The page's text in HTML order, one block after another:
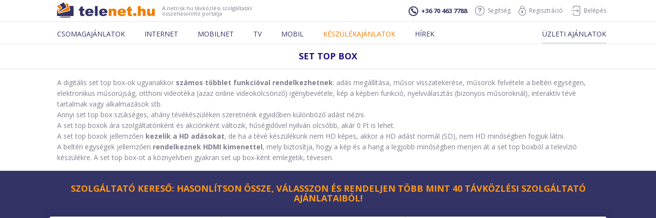
A netrisk.hu távközlési szolgáltatás
összehasonlító portálja +36 70 463 7788 Segítség Regisztráció Belépés
CSOMAGAJÁNLATOK INTERNET MOBILNET TV MOBIL KÉSZÜLÉKAJÁNLATOK HÍREK ÜZLETI AJÁNLATOK
SET TOP BOX
A digitális set top box-ok ugyanakkor számos többlet funkcióval rendelkezhetnek: adás megállítása, műsor visszatekerése, műsorok felvétele a beltéri egységen,
elektronikus műsorújság, otthoni videotéka (azaz online videokölcsönző) igénybevétele, kép a képben funkció, nyelvválasztás (bizonyos műsoroknál), interaktív tévé
tartalmak vagy alkalmazások stb.
Annyi set top box szükséges, ahány tévékészüléken szeretnénk egyidőben különböző adást nézni.
A set top boxok ára szolgáltatónként és akciónként változik, hűségidővel nyilván olcsóbb, akár 0 Ft is lehet.
A set top boxok jellemzően kezelik a HD adásokat, de ha a tévé készülékünk nem HD képes, akkor a HD adást normál (SD), nem HD minőségben fogjuk látni.
A beltéri egységek jellemzően rendelkeznek HDMI kimenettel, mely biztosítja, hogy a kép és a hang a legjobb minőségben menjen át a set top boxból a televízió
készülékre. A set top box-ot a köznyelvben gyakran set up box-ként emlegetik, tévesen.
SZOLGÁLTATÓ KERESŐ: HASONLÍTSON ÖSSZE, VÁLASSZON ÉS RENDELJEN TÖBB MINT 40 TÁVKÖZLÉSI SZOLGÁLTATÓ
AJÁNLATAIBÓL!